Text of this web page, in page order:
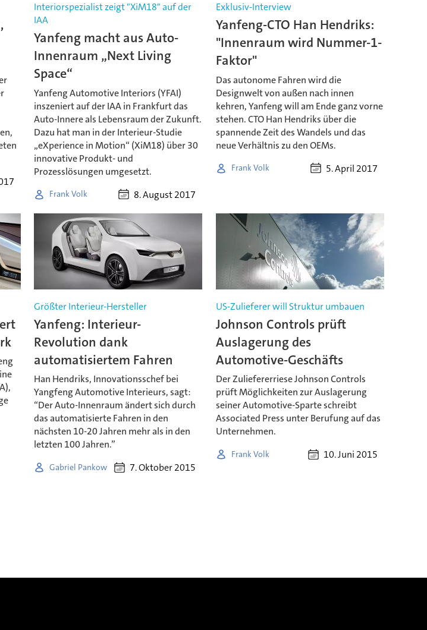
Interiorspezialist zeigt "XiM18" auf der
IAA
Yanfeng macht aus Auto-
Innenraum „Next Living
Space“
Yanfeng Automotive Interiors (YFAI)
inszeniert auf der IAA in Frankfurt das
Auto-Innere als Lebensraum der Zukunft.
Dazu hat man in der Interieur-Studie
„eXperience in Motion“ (XiM18) über 30
innovative Produkt- und
Prozesslösungen umgesetzt.
Frank Volk 8. August 2017
Exklusiv-Interview
Yanfeng-CTO Han Hendriks:
"Innenraum wird Nummer-1-
Faktor"
Das autonome Fahren wird die
Designwelt von außen nach innen
kehren, Yanfeng will am Ende ganz vorne
stehen. CTO Han Hendriks über die
spannende Zeit des Wandels und das
neue Verhältnis zu den OEMs.
Frank Volk 5. April 2017
Größter Interieur-Hersteller
Yanfeng: Interieur-
Revolution dank
automatisiertem Fahren
Han Hendriks, Innovationsschef bei
Yangfeng Automotive Interieurs, sagt:
“Der Auto-Innenraum ändert sich durch
das automatisierte Fahren in den
nächsten 10-20 Jahren mehr als in den
letzten 100 Jahren.”
Gabriel Pankow 7. Oktober 2015
US-Zulieferer will Struktur umbauen
Johnson Controls prüft
Auslagerung des
Automotive-Geschäfts
Der Zuliefererriese Johnson Controls
prüft Möglichkeiten zur Auslagerung
seiner Automotive-Sparte schreibt
Associated Press unter Berufung auf das
Unternehmen.
Frank Volk 10. Juni 2015